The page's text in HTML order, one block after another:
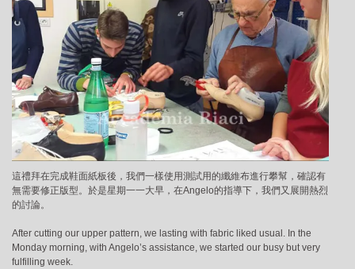
這禮拜在完成鞋面紙板後，我們一樣使用測試用的纖維布進行攀幫，確認有
無需要修正版型。於是星期一一大早，在Angelo的指導下，我們又展開熱烈
的討論。
After cutting our upper pattern, we lasting with fabric liked usual. In the
Monday morning, with Angelo’s assistance, we started our busy but very
fulfilling week.